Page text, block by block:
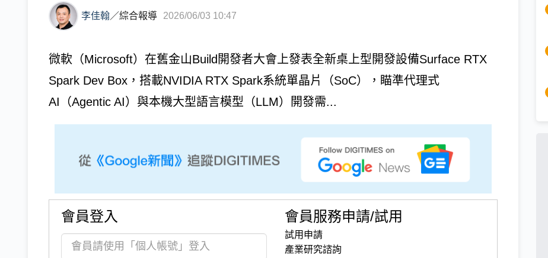
李佳翰／綜合報導 2026/06/03 10:47
微軟（Microsoft）在舊金山Build開發者大會上發表全新桌上型開發設備Surface RTX
Spark Dev Box，搭載NVIDIA RTX Spark系統單晶片（SoC），瞄準代理式
AI（Agentic AI）與本機大型語言模型（LLM）開發需...
會員登入 會員服務申請/試用
試用申請
產業研究諮詢